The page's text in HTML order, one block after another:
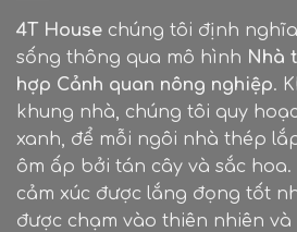
4T House chúng tôi định
sống thông qua mô hình Nhà
hợp Cảnh quan nông nghiệp.
khung nhà, chúng tôi quy
xanh, để mỗi ngôi nhà thép
ôm ấp bởi tán cây và sắc
cảm xúc được lắng đọng tốt
được chạm vào thiên nhiên